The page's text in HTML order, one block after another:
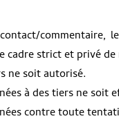
commentaire,
cadre strict et privé
ne soit autorisé.
à des tiers ne soit
contre toute